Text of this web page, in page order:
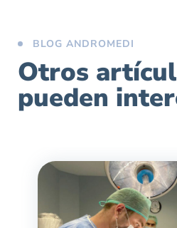
BLOG ANDROMEDI
Otros
pueden